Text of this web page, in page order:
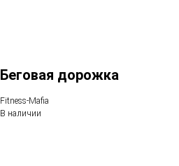
Беговая дорожка
Fitness-Mafia
В наличии